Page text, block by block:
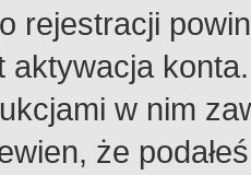
rejestracji
aktywacja
w nim
że